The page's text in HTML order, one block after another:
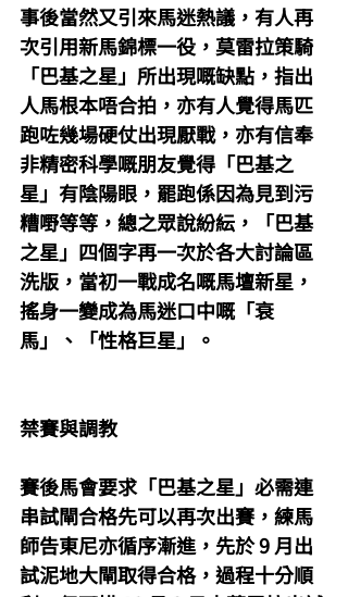
事後當然又引來馬迷熱議，有人再
次引用新馬錦標一役，莫雷拉策騎
「巴基之星」所出現嘅缺點，指出
人馬根本唔合拍，亦有人覺得馬匹
跑咗幾場硬仗出現厭戰，亦有信奉
非精密科學嘅朋友覺得「巴基之
星」有陰陽眼，罷跑係因為見到污
糟嘢等等，總之眾說紛紜，「巴基
之星」四個字再一次於各大討論區
洗版，當初一戰成名嘅馬壇新星，
搖身一變成為馬迷口中嘅「衰
馬」、「性格巨星」。
禁賽與調教
賽後馬會要求「巴基之星」必需連
串試閘合格先可以再次出賽，練馬
師告東尼亦循序漸進，先於 9 月出
試泥地大閘取得合格，過程十分順